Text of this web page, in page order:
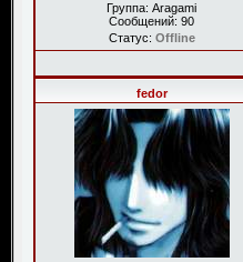
Группа: Aragami
Сообщений:90
Статус: Offline
fedor